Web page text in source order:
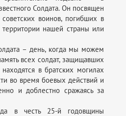
Солдата. Он посвящен
воинов, погибших в
нашей страны или
– день, когда мы можем
всех солдат, защищавших
в братских могилах
во время боевых действий и
и доблестно сражаясь за
в честь 25-й годовщины